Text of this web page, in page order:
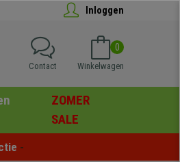
Inloggen
0
Winkelwagen
Contact
ZOMER
SALE
-